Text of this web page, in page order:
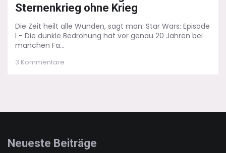
Sternenkrieg ohne Krieg
Die Zeit heilt alle Wunden, sagt man. Star Wars: Episode
I - Die dunkle Bedrohung hat vor genau 20 Jahren bei
manchen Fa...
3 Kommentare
Neueste Beiträge